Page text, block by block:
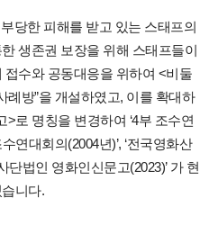
당한 피해를 받고 있는 스태프의
생존권 보장을 위해 스태프들이
수와 공동대응을 위하여 <비둘
례방”을 개설하였고, 이를 확대하
>로 명칭을 변경하여 ‘4부 조수연
연대회의(2004년)’, ‘전국영화산
단법인 영화인신문고(2023)’ 가 현
니다.